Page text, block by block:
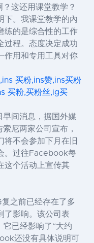
这还用课堂教学？
下。我课堂教学的內
练的是综合性的工作
过程。态度决定成功
作用和专用工具对你
买粉,ins赞,ins买粉
买粉,买粉丝,ig买
早间消息，据国外媒
尼两家公司宣布，
将不会参加下月在旧
。过往Facebook每
这个活动上宣传其
之前已经存在了多
了影响。该公司表
它已经影响了“大约
还没有具体说明可